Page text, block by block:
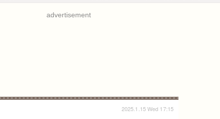
advertisement
2025.1.15 Wed 17:15